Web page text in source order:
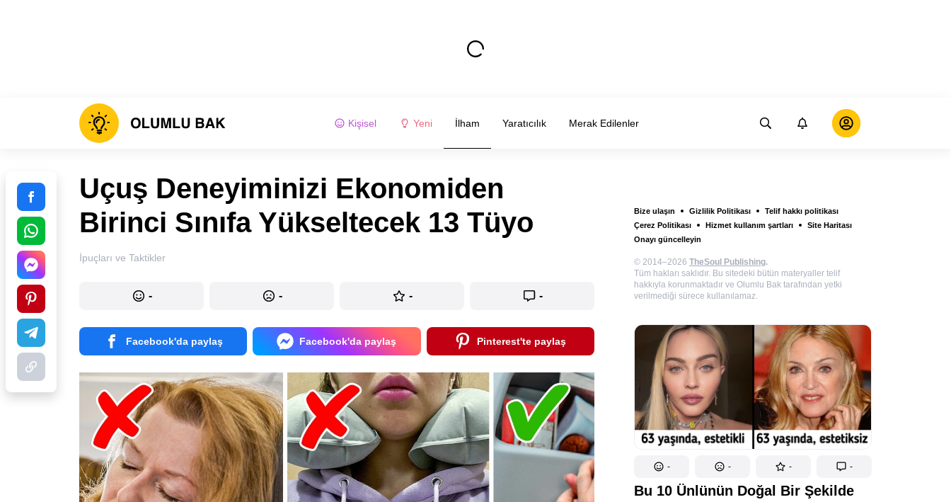
Kişisel Yeni İlham Yaratıcılık Merak Edilenler
Bize ulaşın Gizlilik Politikası
Telif hakkı politikası
Çerez Politikası
Hizmet kullanım şartları
Site Haritası
Onayı güncelleyin
© 2014–2026 TheSoul Publishing.
Tüm hakları saklıdır. Bu sitedeki bütün materyaller telif
hakkıyla korunmaktadır ve Olumlu Bak tarafından yetki
verilmediği sürece kullanılamaz.
- - - -
Bu 10 Ünlünün Doğal Bir Şekilde
Uçuş Deneyiminizi Ekonomiden
Birinci Sınıfa Yükseltecek 13 Tüyo
İpuçları ve Taktikler
- - - -
Facebook'da paylaş Facebook'da paylaş Pinterest'te paylaş